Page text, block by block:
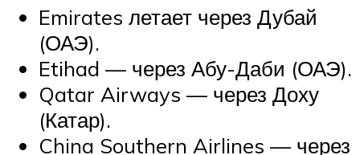
Emirates летает через Дубай
(ОАЭ).
Etihad — через Абу-Даби (ОАЭ).
Qatar Airways — через Доху
(Катар).
China Southern Airlines — через